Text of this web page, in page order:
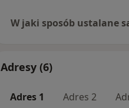
W jaki sposób ustalane
Adresy (6)
Adres 1 Adres 2